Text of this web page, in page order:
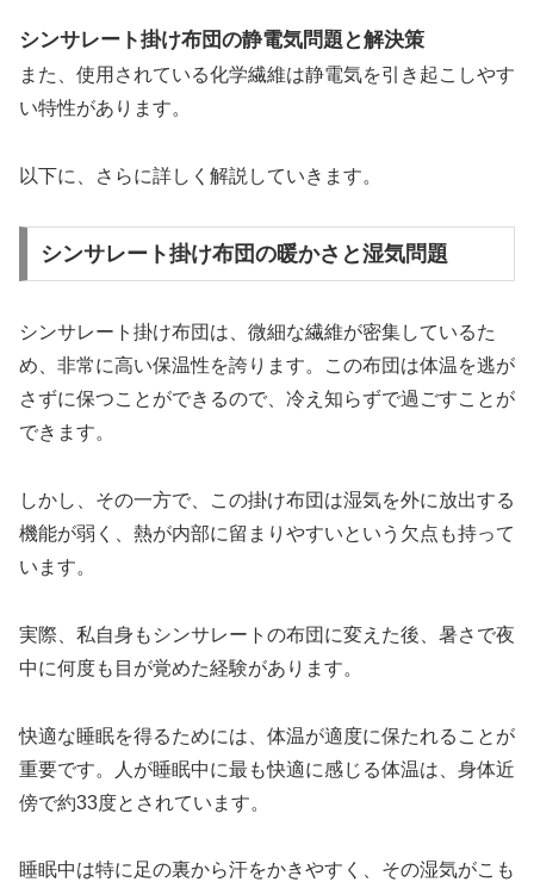
シンサレート掛け布団の静電気問題と解決策
また、使用されている化学繊維は静電気を引き起こしやす
い特性があります。
以下に、さらに詳しく解説していきます。
シンサレート掛け布団の暖かさと湿気問題
シンサレート掛け布団は、微細な繊維が密集しているた
め、非常に高い保温性を誇ります。この布団は体温を逃が
さずに保つことができるので、冷え知らずで過ごすことが
できます。
しかし、その一方で、この掛け布団は湿気を外に放出する
機能が弱く、熱が内部に留まりやすいという欠点も持って
います。
実際、私自身もシンサレートの布団に変えた後、暑さで夜
中に何度も目が覚めた経験があります。
快適な睡眠を得るためには、体温が適度に保たれることが
重要です。人が睡眠中に最も快適に感じる体温は、身体近
傍で約33度とされています。
睡眠中は特に足の裏から汗をかきやすく、その湿気がこも